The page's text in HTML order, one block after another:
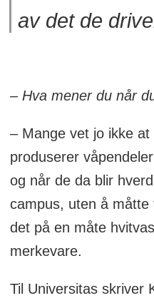
av det de
– Hva mener du når
– Mange vet jo ikke
produserer
og når de da blir
campus, uten å
det på en måte
merkevare.
Til Universitas skriver